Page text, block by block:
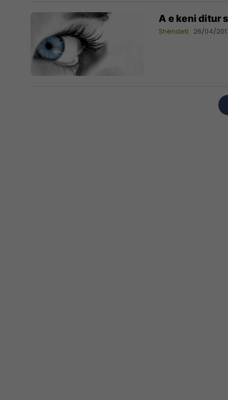
A e keni ditur
Shëndeti 26/04/